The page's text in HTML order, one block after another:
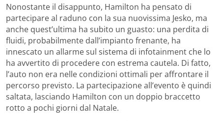
Nonostante il disappunto, Hamilton ha pensato di
partecipare al raduno con la sua nuovissima Jesko, ma
anche quest’ultima ha subito un guasto: una perdita di
fluidi, probabilmente dall’impianto frenante, ha
innescato un allarme sul sistema di infotainment che lo
ha avvertito di procedere con estrema cautela. Di fatto,
l’auto non era nelle condizioni ottimali per affrontare il
percorso previsto. La partecipazione all’evento è quindi
saltata, lasciando Hamilton con un doppio braccetto
rotto a pochi giorni dal Natale.